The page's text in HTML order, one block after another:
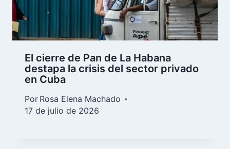
El cierre de Pan de La Habana
destapa la crisis del sector privado
en Cuba
Por Rosa Elena Machado
17 de julio de 2026